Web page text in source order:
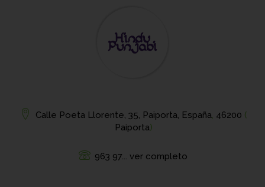
Calle Poeta Llorente, 35, Paiporta, España, 46200 (
Paiporta)
963 97... ver completo